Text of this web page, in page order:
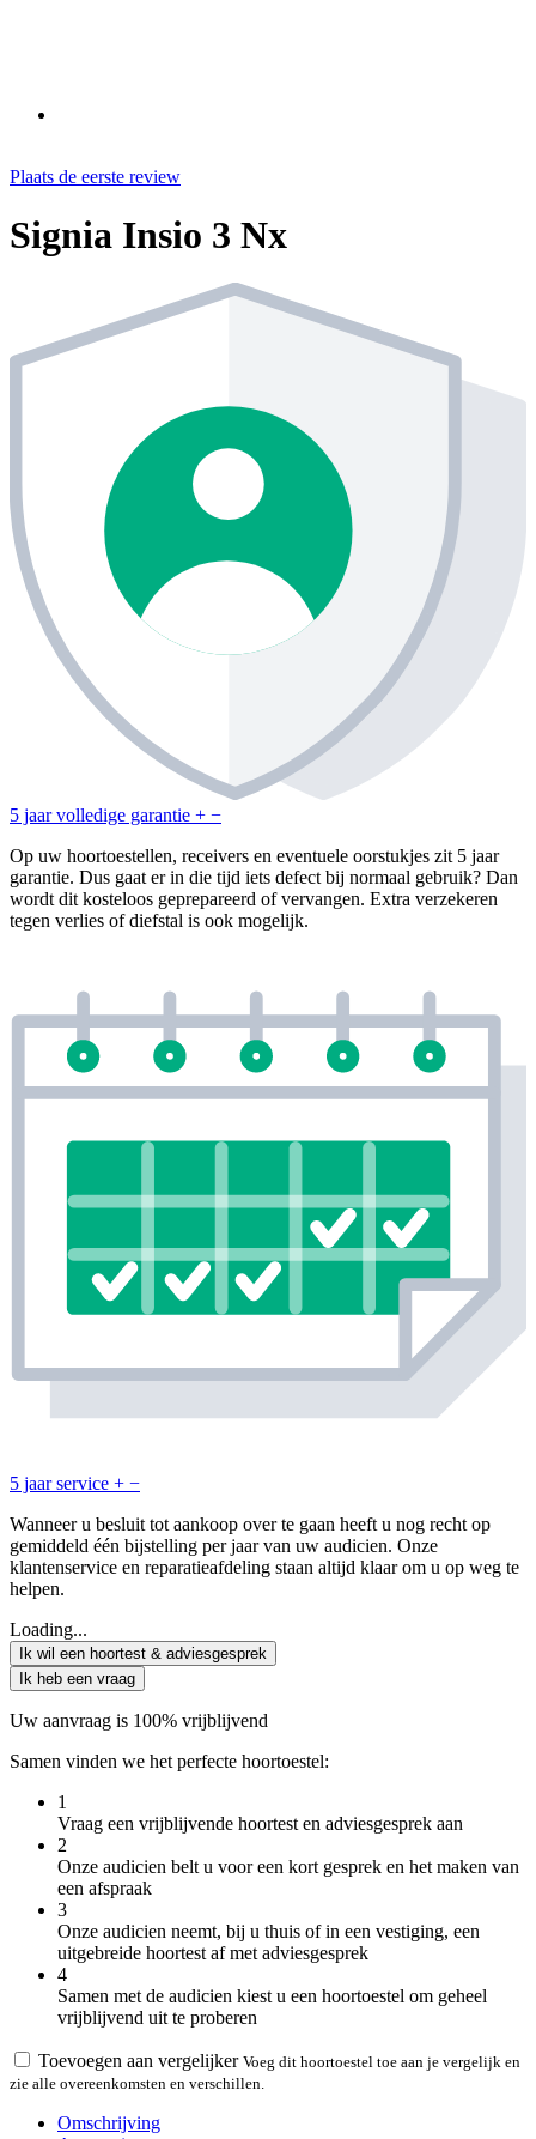
Plaats de eerste review
Signia Insio 3 Nx
5 jaar volledige garantie + −
Op uw hoortoestellen, receivers en eventuele oorstukjes zit 5 jaar
garantie. Dus gaat er in die tijd iets defect bij normaal gebruik? Dan
wordt dit kosteloos geprepareerd of vervangen. Extra verzekeren
tegen verlies of diefstal is ook mogelijk.
5 jaar service + −
Wanneer u besluit tot aankoop over te gaan heeft u nog recht op
gemiddeld één bijstelling per jaar van uw audicien. Onze
klantenservice en reparatieafdeling staan altijd klaar om u op weg te
helpen.
Loading...
Ik wil een hoortest & adviesgesprek
Ik heb een vraag
Uw aanvraag is 100% vrijblijvend
Samen vinden we het perfecte hoortoestel:
1
Vraag een vrijblijvende hoortest en adviesgesprek aan
2
Onze audicien belt u voor een kort gesprek en het maken van
een afspraak
3
Onze audicien neemt, bij u thuis of in een vestiging, een
uitgebreide hoortest af met adviesgesprek
4
Samen met de audicien kiest u een hoortoestel om geheel
vrijblijvend uit te proberen
Toevoegen aan vergelijker Voeg dit hoortoestel toe aan je vergelijk en
zie alle overeenkomsten en verschillen.
Omschrijving